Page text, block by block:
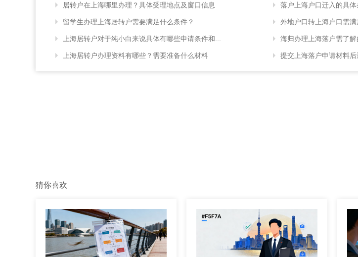
居转户在上海哪里办理？具体受理地点及窗口信息
留学生办理上海居转户需要满足什么条件？
上海居转户对于纯小白来说具体有哪些申请条件和...
上海居转户办理资料有哪些？需要准备什么材料
落户上海户口迁入的具体
外地户口转上海户口需
海归办理上海落户需了解
提交上海落户申请材料
猜你喜欢